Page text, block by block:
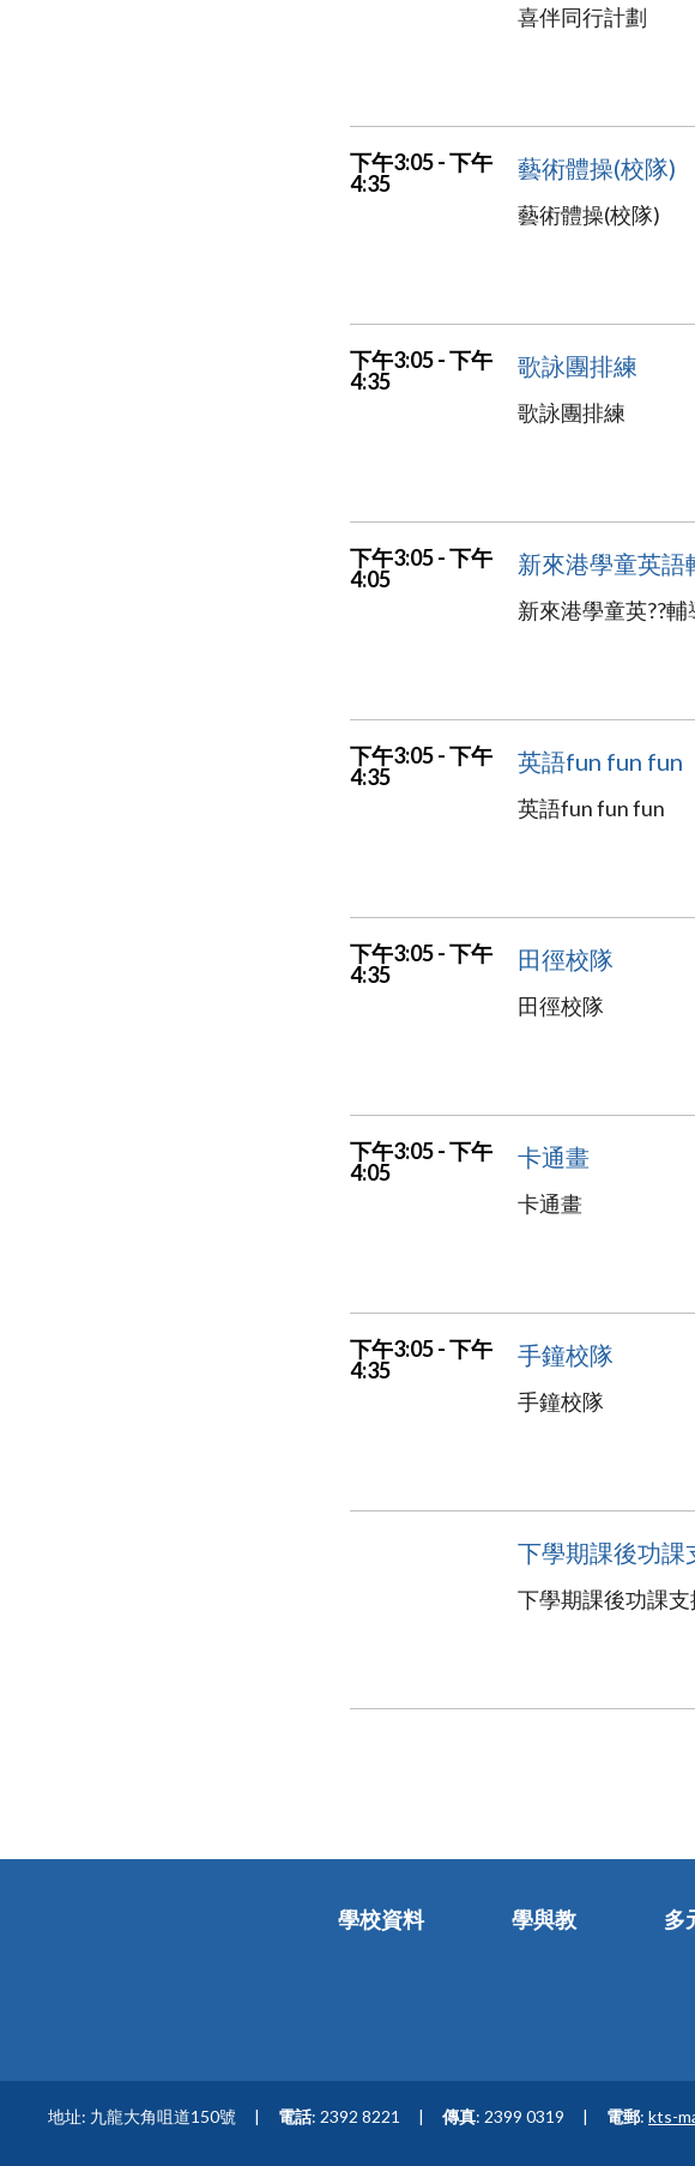
喜伴同行計劃
下午3:05 - 下午
4:35
藝術體操(校隊)
藝術體操(校隊)
下午3:05 - 下午
4:35
歌詠團排練
歌詠團排練
下午3:05 - 下午
4:05
新來港學童英語
新來港學童英??輔
下午3:05 - 下午
4:35
英語fun fun fun
英語fun fun fun
下午3:05 - 下午
4:35
田徑校隊
田徑校隊
下午3:05 - 下午
4:05
卡通畫
卡通畫
下午3:05 - 下午
4:35
手鐘校隊
手鐘校隊
下學期課後功課
下學期課後功課
學校資料 學與教 多
地址: 九龍大角咀道150號 電話: 2392 8221 傳真: 2399 0319 電郵: kts-